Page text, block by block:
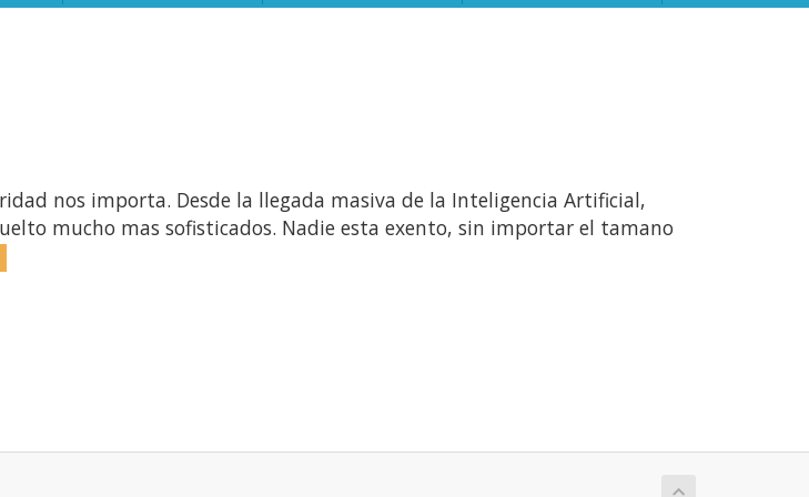
nos importa. Desde la llegada masiva de la Inteligencia Artificial,
mucho mas sofisticados. Nadie esta exento, sin importar el tamano